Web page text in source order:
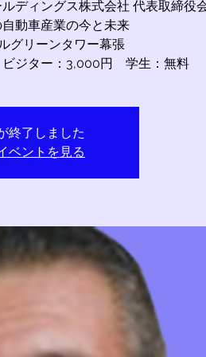
ディングス株式会社 代表取締役
動車産業の今と未来
グリーンタワー幕張
ジター：3,000円 学生：無料
終了しました
ベントを見る